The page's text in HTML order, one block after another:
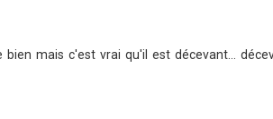
bien mais c'est vrai qu'il est décevant...